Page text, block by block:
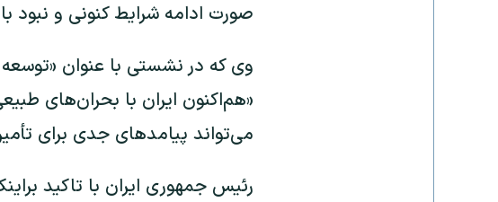
صورت ادامه شرایط کنونی و نبود
وی که در نشستی با عنوان
«هم‌اکنون ایران با بحران‌های
می‌تواند پیامدهای جدی برای
رئیس جمهوری ایران با تاکید